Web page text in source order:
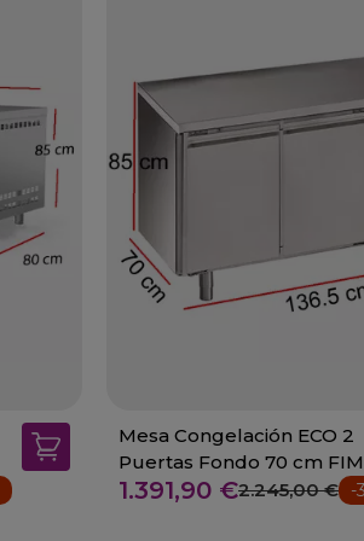
Mesa Congelación ECO 2
Puertas Fondo 70 cm
GN2100BT-FC
1.391,90 €2.245,00 € -